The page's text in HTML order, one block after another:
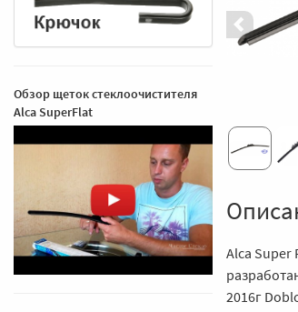
Alca Super
2016г
Обзор щеток стеклоочистителя
Alca SuperFlat